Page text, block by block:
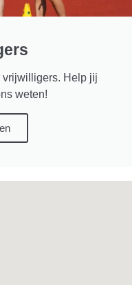
vrijwilligers. Help jij
weten!